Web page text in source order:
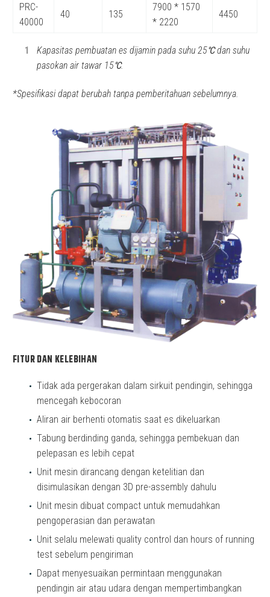
PRC-
40000
40 135
7900 * 1570
* 2220
4450
Kapasitas pembuatan es dijamin pada suhu 25℃dan suhu
pasokan air tawar 15℃.
*Spesifikasi dapat berubah tanpa pemberitahuan sebelumnya.
FITUR DAN KELEBIHAN
Tidak ada pergerakan dalam sirkuit pendingin, sehingga
mencegah kebocoran
Aliran air berhenti otomatis saat es dikeluarkan
Tabung berdinding ganda, sehingga pembekuan dan
pelepasan es lebih cepat
Unit mesin dirancang dengan ketelitian dan
disimulasikan dengan 3D pre-assembly dahulu
Unit mesin dibuat compact untuk memudahkan
pengoperasian dan perawatan
Unit selalu melewati quality control dan hours of running
test sebelum pengiriman
Dapat menyesuaikan permintaan menggunakan
pendingin air atau udara dengan mempertimbangkan